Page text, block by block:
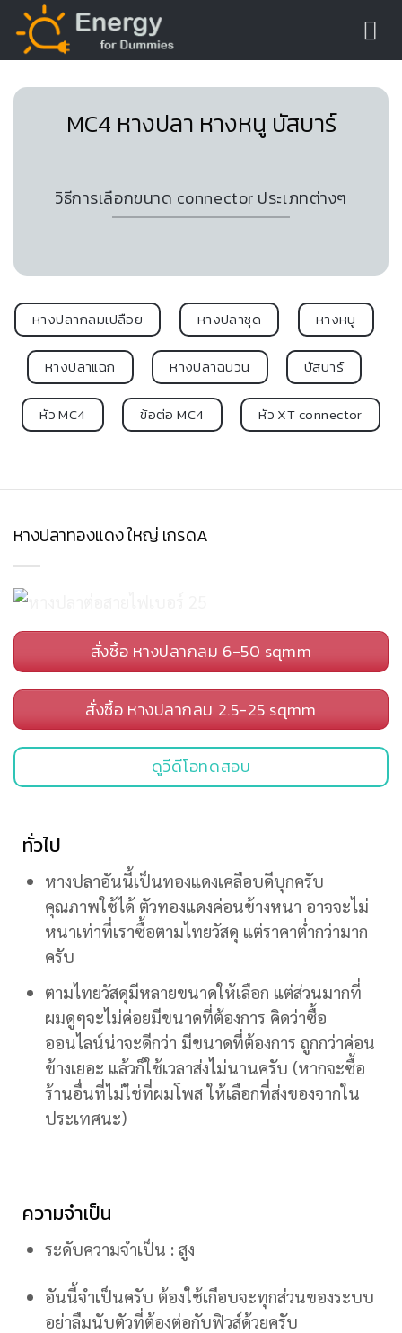
Skip
content
MC4 หางปลา หางหนู บัสบาร์
วิธีการเลือกขนาด connector ประเภทต่างๆ
หางปลากลมเปลือย หางปลาชุด หางหนู
หางปลาแฉก หางปลาฉนวน บัสบาร์
หัว MC4 ข้อต่อ MC4 หัว XT connector
หางปลาทองแดง ใหญ่ เกรดA
สั่งซื้อ หางปลากลม 6-50 sqmm
สั่งซื้อ หางปลากลม 2.5-25 sqmm
ดูวีดีโอทดสอบ
ทั่วไป
หางปลาอันนี้เป็นทองแดงเคลือบดีบุกครับ
คุณภาพใช้ได้ ตัวทองแดงค่อนข้างหนา อาจจะไม่
หนาเท่าที่เราซื้อตามไทยวัสดุ แต่ราคาต่ำกว่ามาก
ครับ
ตามไทยวัสดุมีหลายขนาดให้เลือก แต่ส่วนมากที่
ผมดูๆจะไม่ค่อยมีขนาดที่ต้องการ คิดว่าซื้อ
ออนไลน์น่าจะดีกว่า มีขนาดที่ต้องการ ถูกกว่าค่อน
ข้างเยอะ แล้วก็ใช้เวลาส่งไม่นานครับ (หากจะซื้อ
ร้านอื่นที่ไม่ใช่ที่ผมโพส ให้เลือกที่ส่งของจากใน
ประเทศนะ)
ความจำเป็น
ระดับความจำเป็น : สูง
อันนี้จำเป็นครับ ต้องใช้เกือบจะทุกส่วนของระบบ
อย่าลืมนับตัวที่ต้องต่อกับฟิวส์ด้วยครับ